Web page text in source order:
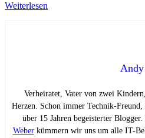
Weiterlesen
Andy
Verheiratet, Vater von zwei
Herzen. Schon immer Technik-
über 15 Jahren begeisterter
Weberkümmern wir uns um alle IT-